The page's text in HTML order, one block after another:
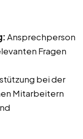
Ansprechperson
Fragen
bei der
Mitarbeitern